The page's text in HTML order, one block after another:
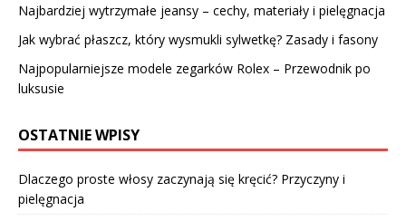
Najbardziej wytrzymałe jeansy – cechy, materiały i pielęgnacja
Jak wybrać płaszcz, który wysmukli sylwetkę? Zasady i fasony
Najpopularniejsze modele zegarków Rolex – Przewodnik po
luksusie
OSTATNIE WPISY
Dlaczego proste włosy zaczynają się kręcić? Przyczyny i
pielęgnacja